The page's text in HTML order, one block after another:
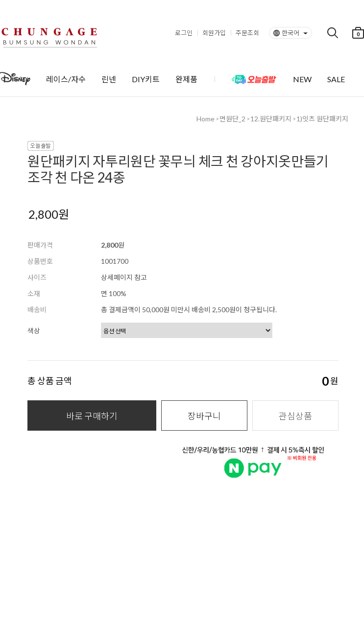
로그인 회원가입 주문조회 한국어 0
레이스/자수 린넨 DIY키트 완제품 NEW SALE
Home > 면원단_2 > 12.원단패키지 > 1)잇츠 원단패키지
원단패키지 자투리원단 꽃무늬 체크 천 강아지옷만들기
조각 천 다온 24종
2,800원
판매가격 2,800원
상품번호
1001700
사이즈
상세페이지 참고
소재
면 100%
배송비
총 결제금액이 50,000원 미만시 배송비 2,500원이 청구됩니다.
색상
총 상품 금액 0원
바로 구매하기 장바구니 관심상품